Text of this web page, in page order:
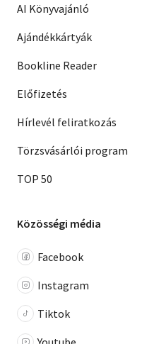
AI Könyvajánló
Ajándékkártyák
Bookline Reader
Előfizetés
Hírlevél feliratkozás
Törzsvásárlói program
TOP 50
Közösségi média
Facebook
Instagram
Tiktok